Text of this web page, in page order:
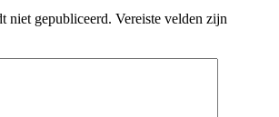
niet gepubliceerd. Vereiste velden zijn